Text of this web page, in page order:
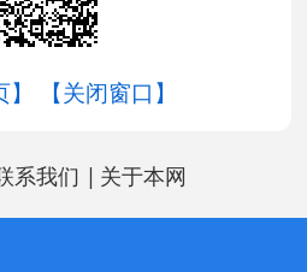
【关闭窗口】
系我们 | 关于本网